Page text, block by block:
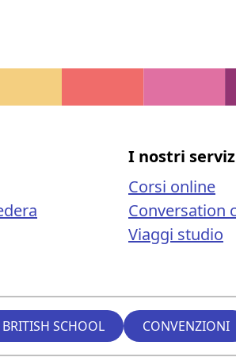
I nostri
Corsi online
Conversation
Viaggi studio
SCHOOL CONVENZIONI